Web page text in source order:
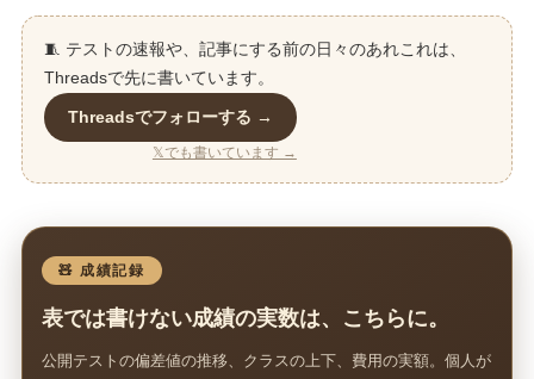
🧵 テストの速報や、記事にする前の日々のあれこれは、
Threadsで先に書いています。
Threadsでフォローする →
𝕏でも書いています →
🧸 成績記録
表では書けない成績の実数は、こちらに。
公開テストの偏差値の推移、クラスの上下、費用の実額。個人が